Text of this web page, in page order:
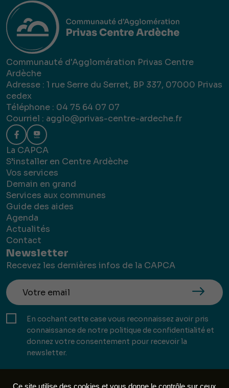
Communauté d'Agglomération Privas Centre
Ardèche
Adresse : 1 rue Serre du Serret, BP 337, 07000 Privas
cedex
Téléphone : 04 75 64 07 07
Courriel : agglo@privas-centre-ardeche.fr
La CAPCA
S’installer en Centre Ardèche
Vos services
Demain en grand
Services aux communes
Guide des aides
Agenda
Actualités
Contact
Newsletter
Recevez les dernières infos de la CAPCA
En cochant cette case vous reconnaissez avoir pris
connaissance de notre politique de confidentialité et
donnez votre consentement pour recevoir la
newsletter.
Ce site utilise des cookies et vous donne le contrôle sur ceux